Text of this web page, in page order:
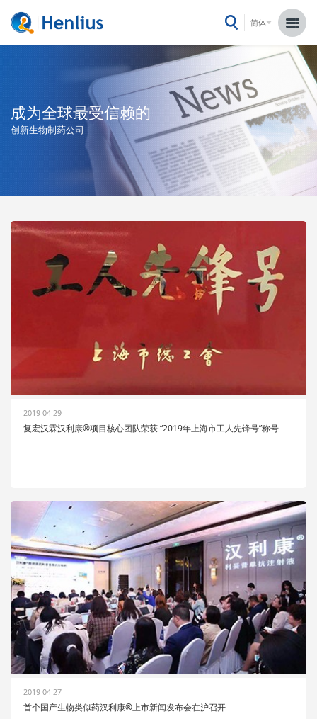
简体
成为全球最受信赖的
创新生物制药公司
2019-04-29
复宏汉霖汉利康®项目核心团队荣获 “2019年上海市工人先锋号”称号
2019-04-27
首个国产生物类似药汉利康®上市新闻发布会在沪召开